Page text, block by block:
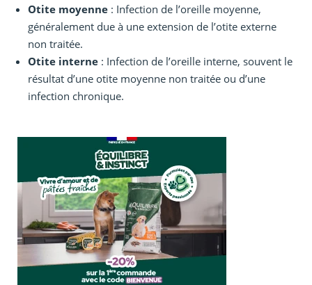
Otite moyenne : Infection de l’oreille moyenne,
généralement due à une extension de l’otite externe
non traitée.
Otite interne : Infection de l’oreille interne, souvent le
résultat d’une otite moyenne non traitée ou d’une
infection chronique.